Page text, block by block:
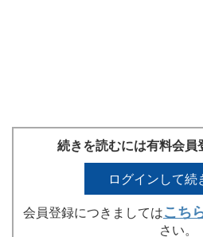
続きを読むには有料会員
ログインして続
会員登録につきましてはこち
さい。